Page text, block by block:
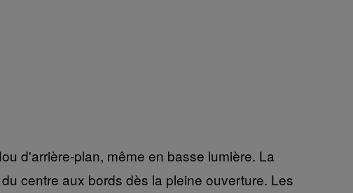
d'arrière-plan, même en basse lumière. La
centre aux bords dès la pleine ouverture. Les